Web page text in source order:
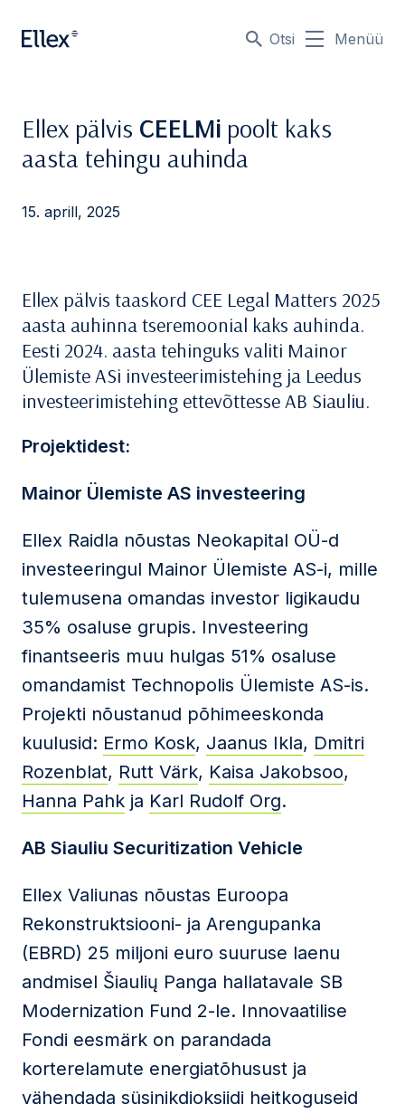
Otsi Menüü
Ellex pälvis CEELMi poolt kaks
aasta tehingu auhinda
15. aprill, 2025
Ellex pälvis taaskord CEE Legal Matters 2025
aasta auhinna tseremoonial kaks auhinda.
Eesti 2024. aasta tehinguks valiti Mainor
Ülemiste ASi investeerimistehing ja Leedus
investeerimistehing ettevõttesse AB Siauliu.
Projektidest:
Mainor Ülemiste AS investeering
Ellex Raidla nõustas Neokapital OÜ-d
investeeringul Mainor Ülemiste AS-i, mille
tulemusena omandas investor ligikaudu
35% osaluse grupis. Investeering
finantseeris muu hulgas 51% osaluse
omandamist Technopolis Ülemiste AS-is.
Projekti nõustanud põhimeeskonda
kuulusid: Ermo Kosk, Jaanus Ikla, Dmitri
Rozenblat, Rutt Värk, Kaisa Jakobsoo,
Hanna Pahk ja Karl Rudolf Org.
AB Siauliu Securitization Vehicle
Ellex Valiunas nõustas Euroopa
Rekonstruktsiooni- ja Arengupanka
(EBRD) 25 miljoni euro suuruse laenu
andmisel Šiaulių Panga hallatavale SB
Modernization Fund 2-le. Innovaatilise
Fondi eesmärk on parandada
korterelamute energiatõhusust ja
vähendada süsinikdioksiidi heitkoguseid